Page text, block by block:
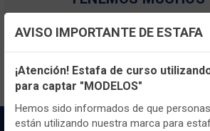
Registrateaquípara
contenido y los
Configuración de cookies
Utilizamos cookies propias y de terceros,
persistentes, para hacer funcionar de
página web y personalizar su contenido.
AVISO IMPORTANTE DE ESTAFA
¡Atención! Estafa de curso
para captar "MODELOS"
Hemos sido informados de que
están utilizando nuestra marca para